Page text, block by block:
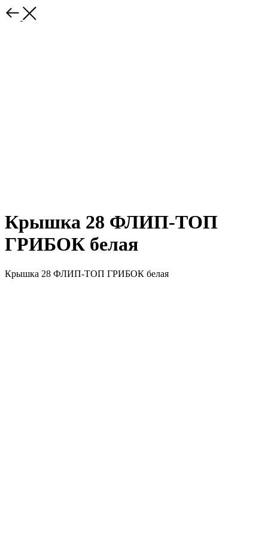
Крышка 28 ФЛИП-ТОП
ГРИБОК белая
Крышка 28 ФЛИП-ТОП ГРИБОК белая